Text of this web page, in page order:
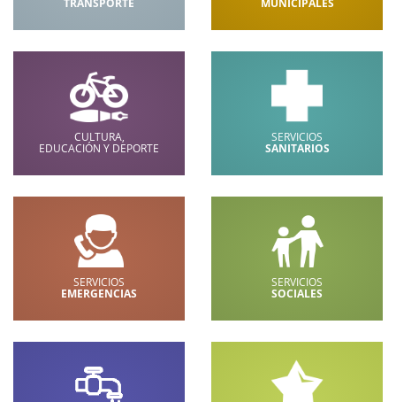
CULTURA,
EDUCACIÓN Y DEPORTE
SERVICIOS
SANITARIOS
SERVICIOS
EMERGENCIAS
SERVICIOS
SOCIALES